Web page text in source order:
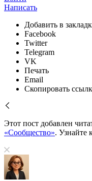
Написать
Добавить в
Facebook
Twitter
Telegram
VK
Печать
Email
Скопировать
Этот пост добавлен
«Сообщество». Узнайте